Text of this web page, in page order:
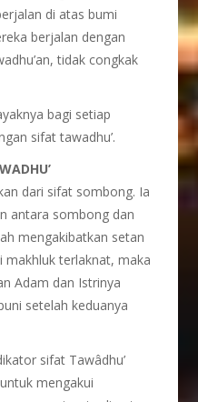
di atas bumi
berjalan dengan
tidak congkak
bagi setiap
sifat tawadhu’.
dari sifat sombong. Ia
antara sombong dan
mengakibatkan setan
makhluk terlaknat, maka
Adam dan Istrinya
setelah keduanya
sifat Tawâdhu’
mengakui